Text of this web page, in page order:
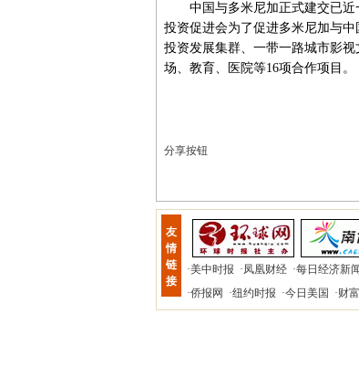
中国与多米尼加正式建交已近
投资促进会为了促进多米尼加与
投资发展集群、一带一路城市影
场、教育、医院等16项合作项目。
分享按钮
友
情
链
接
·美中时报 ·凤凰财经 ·每日经济新闻
·侨报网 ·纽约时报 ·今日美国 ·财富